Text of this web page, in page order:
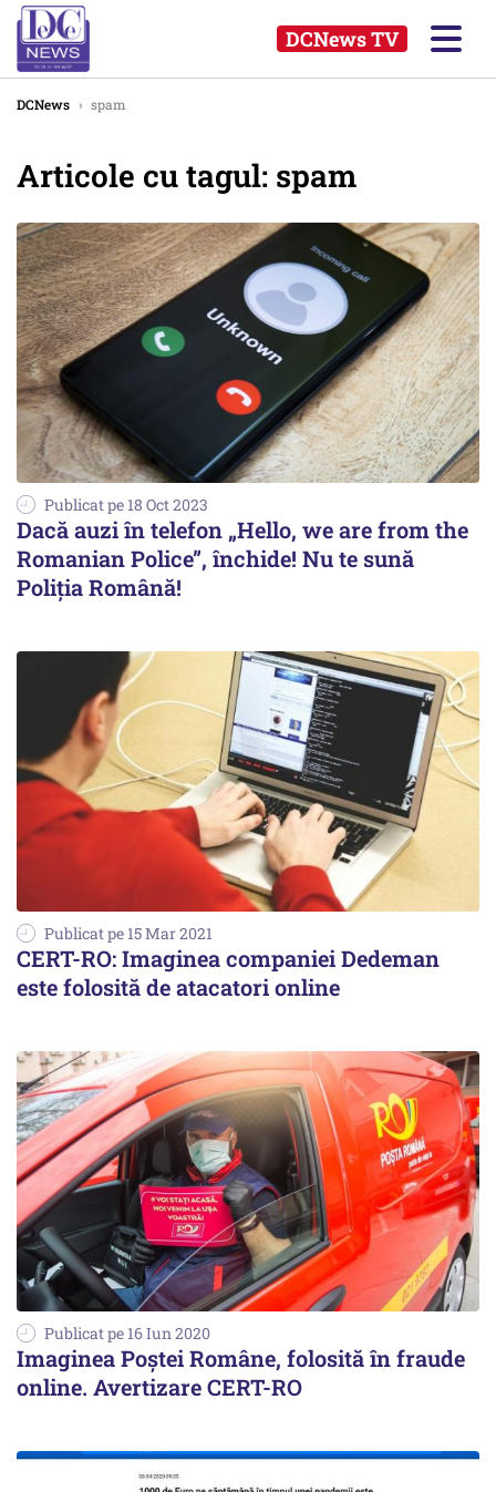
DCNews TV
DCNews › spam
Articole cu tagul: spam
Publicat pe 18 Oct 2023
Dacă auzi în telefon „Hello, we are from the
Romanian Police”, închide! Nu te sună
Poliția Română!
Publicat pe 15 Mar 2021
CERT-RO: Imaginea companiei Dedeman
este folosită de atacatori online
Publicat pe 16 Iun 2020
Imaginea Poștei Române, folosită în fraude
online. Avertizare CERT-RO